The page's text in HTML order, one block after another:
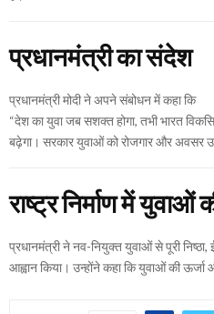
प्रधानमंत्री का संदेश
प्रधानमंत्री मोदी ने अपने संबोधन में कहा कि
“देश का युवा जब सशक्त होगा, तभी भारत
बढ़ेगा। सरकार युवाओं को रोजगार और अवसर
राष्ट्र निर्माण में युवाओं
प्रधानमंत्री ने नव-नियुक्त युवाओं से पूरी
आह्वान किया। उन्होंने कहा कि युवाओं की